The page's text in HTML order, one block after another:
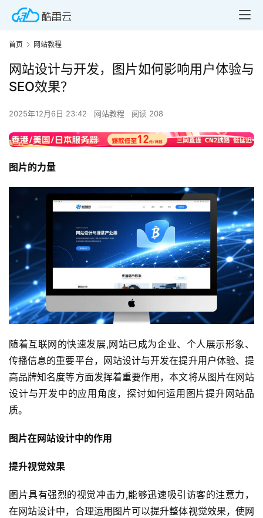
首页 网站教程
网站设计与开发，图片如何影响用户体验与
SEO效果？
2025年12月6日 23:42 网站教程 阅读 208
图片的力量
随着互联网的快速发展,网站已成为企业、个人展示形象、
传播信息的重要平台，网站设计与开发在提升用户体验、提
高品牌知名度等方面发挥着重要作用，本文将从图片在网站
设计与开发中的应用角度，探讨如何运用图片提升网站品
质。
图片在网站设计中的作用
提升视觉效果
图片具有强烈的视觉冲击力,能够迅速吸引访客的注意力，
在网站设计中，合理运用图片可以提升整体视觉效果，使网